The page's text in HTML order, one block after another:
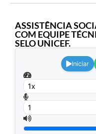
ASSISTÊNCIA
COM EQUIPE
SELO UNICEF.
Iniciar